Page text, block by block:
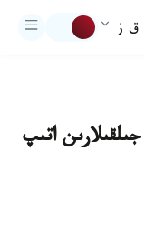
ق ز
اتىپ